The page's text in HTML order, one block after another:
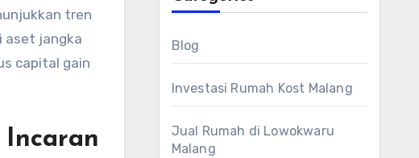
tren
aset jangka
capital gain
Blog
Investasi Rumah Kost Malang
Jual Rumah di Lowokwaru
Malang